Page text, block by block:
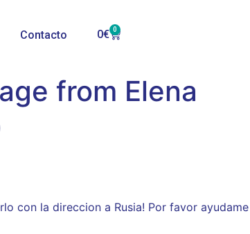
Contacto 0€ 0
from Elena
con la direccion a Rusia! Por favor